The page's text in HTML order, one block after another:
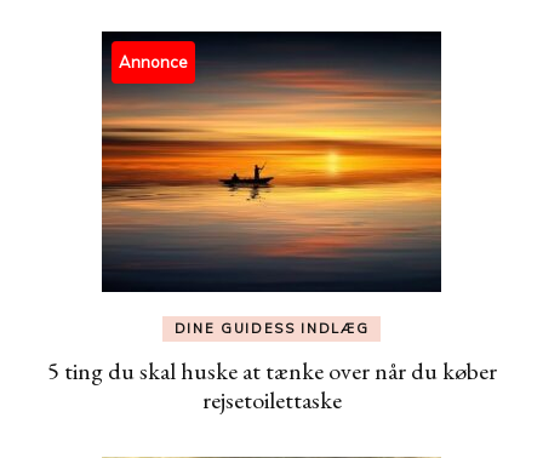
Annonce
DINE GUIDESS INDLÆG
5 ting du skal huske at tænke over når du køber
rejsetoilettaske